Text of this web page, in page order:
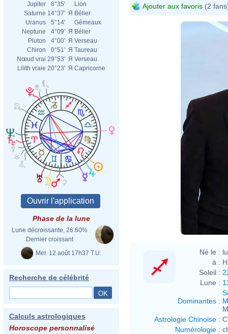
Jupiter
8°35'
Lion
Saturne 14°37' Я Bélier
Uranus
5°14'
Gémeaux
Neptune
4°09' Я Bélier
Pluton
4°00' Я Verseau
Chiron
0°51' Я Taureau
Nœud vrai 29°53' Я Verseau
Lilith vraie 20°23' Я Capricorne
Phase de la lune
Lune décroissante, 26.60%
Dernier croissant
Mer. 12 août 17h37 T.U.
Recherche de célébrité
Calculs astrologiques
Horoscope personnalisé
Ajouter aux favoris (2
Né le :
à :
Soleil :
Lune :
Dominantes :
Astrologie Chinoise :
Numérologie :